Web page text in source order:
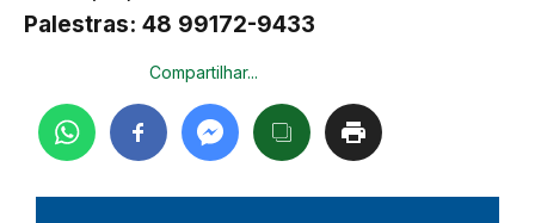
Palestras: 48 99172-9433
Compartilhar...